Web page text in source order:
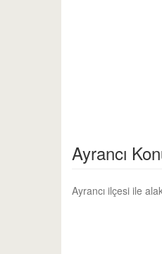
Ayrancı
Ayrancı ilçesi ile